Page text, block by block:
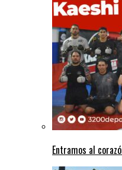
Entramos al